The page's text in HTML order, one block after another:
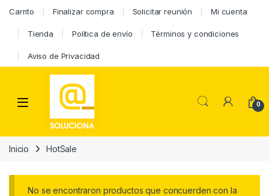
Carrito Finalizar compra Solicitar reunión Mi cuenta
Tienda Política de envío Términos y condiciones
Aviso de Privacidad
0
Inicio HotSale
No se encontraron productos que concuerden con la